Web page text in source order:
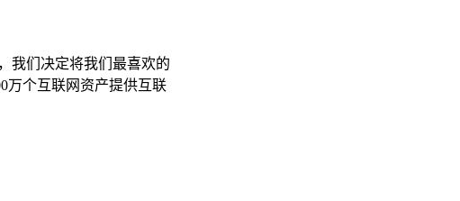
我们决定将我们最喜欢的
个互联网资产提供互联